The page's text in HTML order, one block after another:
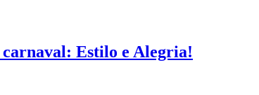
carnaval: Estilo e Alegria!